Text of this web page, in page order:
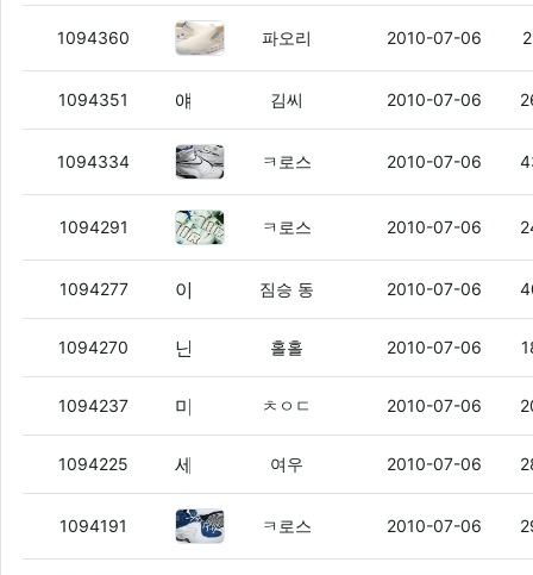
1094360 귀염돋는 내 신발 ㅇㅇ(4)
파오리 2010-07-06
1094351 김씨 2010-07-06
1094334 최창민이 신고나와서 그담날 내돈
ㅋ로스 2010-07-06
1094291 산 신발중 젤 돈아까운신발(3)
ㅋ로스 2010-07-06
1094277 (2)
짐승 동 2010-07-06
1094270 홀홀 2010-07-06
1094237 (1)
ㅊㅇㄷ 2010-07-06
1094225 여우 2010-07-06
1094191 내가 산 신발중에 젤 잘신었던 신발
ㅋ로스 2010-07-06